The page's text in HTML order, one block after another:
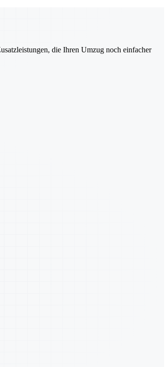
die Ihren Umzug noch einfacher